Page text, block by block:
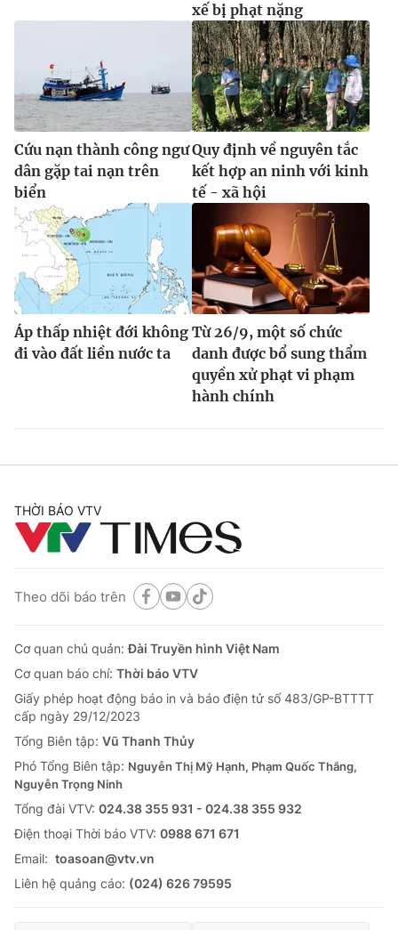
xế bị phạt nặng
Cứu nạn thành công ngư
dân gặp tai nạn trên
biển
Quy định về nguyên tắc
kết hợp an ninh với kinh
tế - xã hội
Áp thấp nhiệt đới không
đi vào đất liền nước ta
Từ 26/9, một số chức
danh được bổ sung thẩm
quyền xử phạt vi phạm
hành chính
THỜI BÁO VTV
Theo dõi báo trên
Cơ quan chủ quản:Đài Truyền hình Việt Nam
Cơ quan báo chí: Thời báo VTV
Giấy phép hoạt động báo in và báo điện tử số 483/GP-BTTTT
cấp ngày 29/12/2023
Tổng Biên tập: Vũ Thanh Thủy
Phó Tổng Biên tập: Nguyễn Thị Mỹ Hạnh, Phạm Quốc Thắng,
Nguyễn Trọng Ninh
Tổng đài VTV: 024.38 355 931 - 024.38 355 932
Ðiện thoại Thời báo VTV: 0988 671 671
Email: toasoan@vtv.vn
Liên hệ quảng cáo: (024) 626 79595